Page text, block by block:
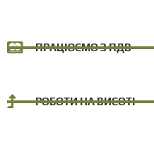
ПРАЦЮЄМО З ПДВ
РОБОТИ НА ВИСОТІ